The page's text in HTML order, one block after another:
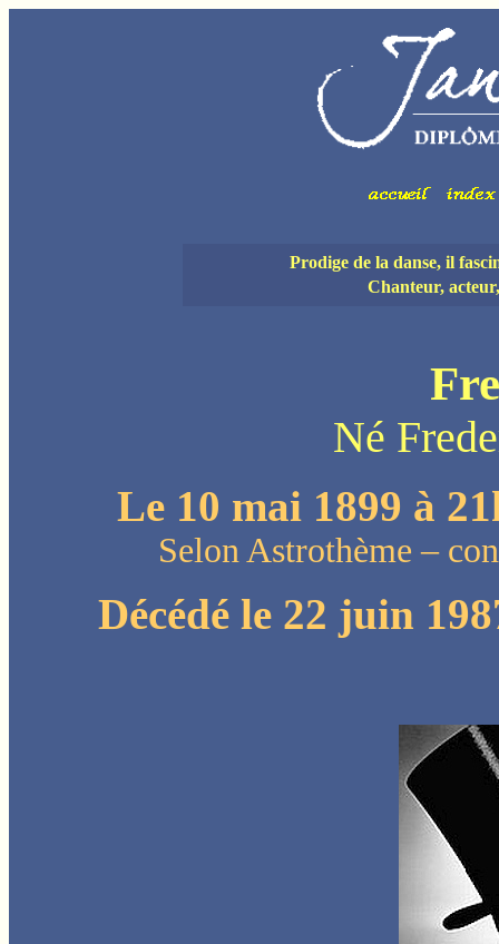
Prodige de la danse, il
Chanteur,
Né
Le 10 mai 1899 à
Selon Astrothème –
Décédé le 22 juin